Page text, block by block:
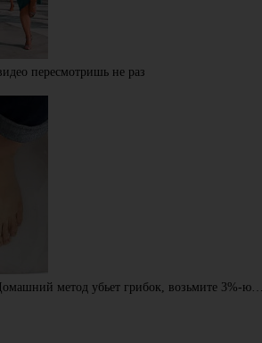
пересмотришь не раз
метод убьет грибок, возьмите 3%-